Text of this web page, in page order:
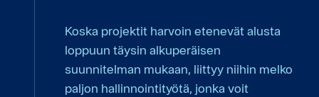
Koska projektit harvoin etenevät alusta
loppuun täysin alkuperäisen
suunnitelman mukaan, liittyy niihin melko
paljon hallinnointityötä, jonka voit